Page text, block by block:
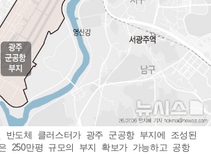
반도체 클러스터가 광주 군공항 부지에 조성된
250만평 규모의 부지 확보가 가능하고 공항